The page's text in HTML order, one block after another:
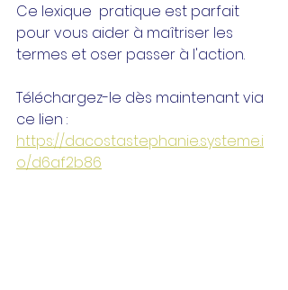
Ce lexique  pratique est parfait
pour vous aider à maîtriser les
termes et oser passer à l'action.
Téléchargez-le dès maintenant via
ce lien :
https://dacostastephanie.systeme.i
o/d6af2b86